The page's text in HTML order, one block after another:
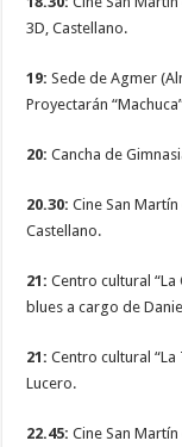
3D, Castellano.
19: Sede de Agmer
Proyectarán
20: Cancha de
20.30:Cine San
Castellano.
21:Centro cultural
blues a cargo de
21:Centro cultural
Lucero.
22.45:Cine San